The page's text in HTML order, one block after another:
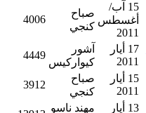
15 آب/
أغسطس
2011
صباح
كنجي
4006
17 أيار
2011
آشور
كيواركيس
4449
15 أيار
2011
صباح
كنجي
3912
13 أيار
مهند ناسو